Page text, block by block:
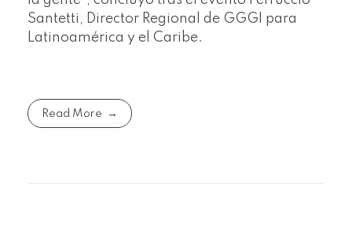
Santetti, Director Regional de GGGI para
Latinoamérica y el Caribe.
Read More